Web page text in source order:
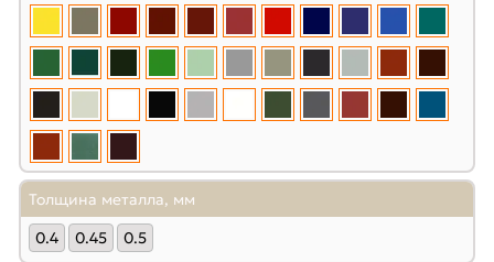
Толщина металла, мм
0.4
0.45 0.5